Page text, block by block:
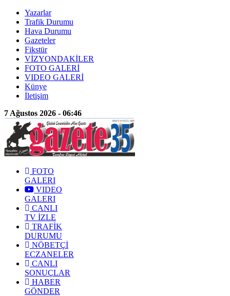
Yazarlar
Trafik Durumu
Hava Durumu
Gazeteler
Fikstür
VİZYONDAKİLER
FOTO GALERİ
VIDEO GALERİ
Künye
İletişim
7 Ağustos 2026 - 06:46
FOTO
GALERI
VIDEO
GALERI
CANLI
TV İZLE
TRAFİK
DURUMU
NÖBETÇİ
ECZANELER
CANLI
SONUÇLAR
HABER
GÖNDER